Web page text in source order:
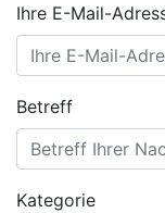
Ihre E-Mail-
Betreff
Kategorie